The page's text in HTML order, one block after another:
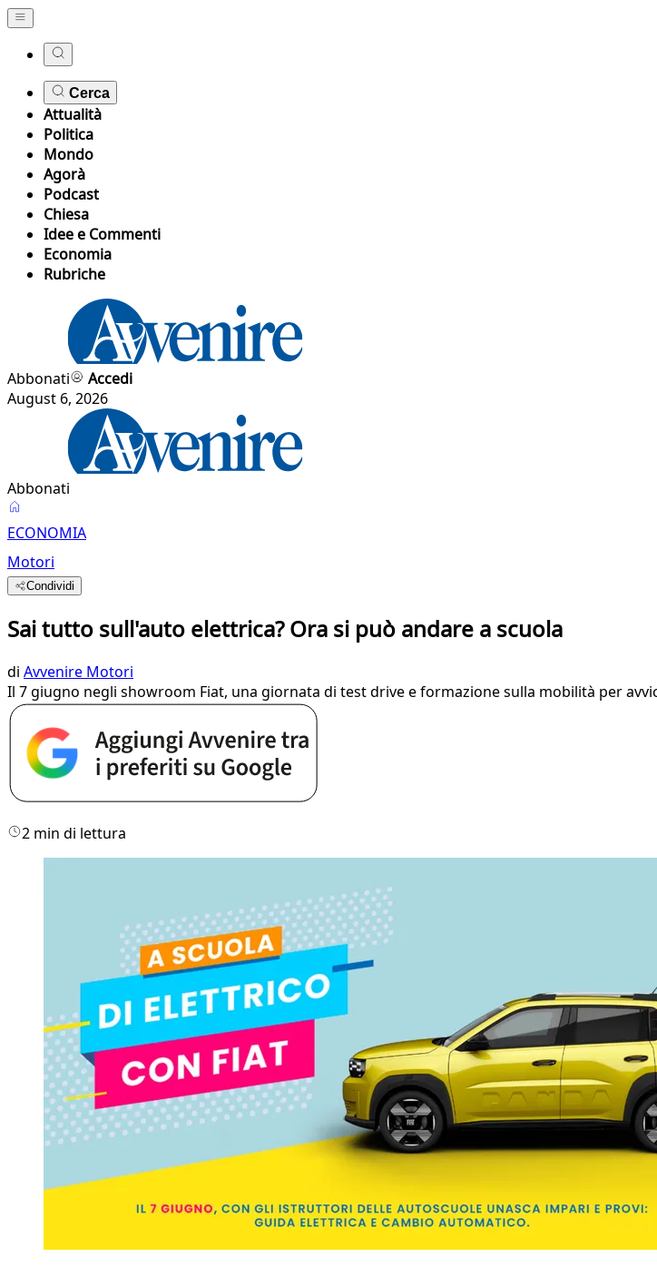
Cerca
Attualità
Politica
Mondo
Agorà
Podcast
Chiesa
Idee e Commenti
Economia
Rubriche
Abbonati
Accedi
August 6, 2026
Abbonati
ECONOMIA
Motori
Condividi
Sai tutto sull'auto elettrica? Ora si può andare a scuola
di Avvenire Motori
Il 7 giugno negli showroom Fiat, una giornata di test drive e formazione sulla mobilità per
2 min di lettura